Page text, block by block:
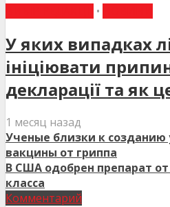
•
У яких випадках
ініціювати
декларації та як
1 месяц назад
Ученые близки к созданию
вакцины от гриппа
В США одобрен препарат
класса
Комментарий